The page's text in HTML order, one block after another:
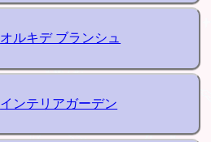
オルキデ ブランシュ
インテリアガーデン